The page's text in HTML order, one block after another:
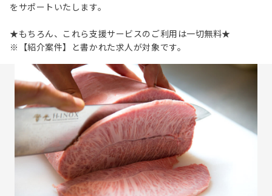
をサポートいたします。
★もちろん、これら支援サービスのご利用は一切無料★
※【紹介案件】と書かれた求人が対象です。